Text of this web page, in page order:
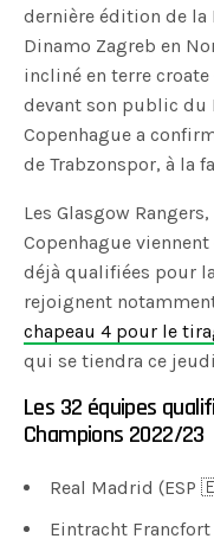
dernière édition de la
Dinamo Zagreb en
incliné en terre
devant son public du
Copenhague a
de Trabzonspor, à la
Les Glasgow
Copenhague
déjà qualifiées pour
rejoignent
chapeau 4 pour le
qui se tiendra ce
Les 32 équipes
Champions 2022/23
Real Madrid (ESP
Eintracht